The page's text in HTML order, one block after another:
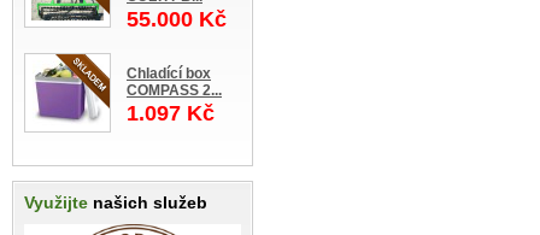
55.000 Kč
Chladící box
COMPASS 2...
1.097 Kč
Využijte našich služeb